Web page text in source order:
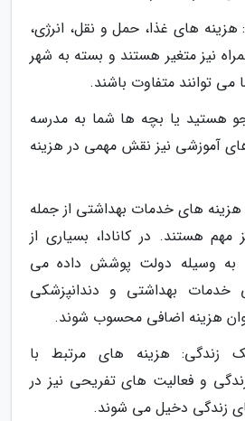
هزینه های غذا، حمل و نقل، انرژی،
نیز متغیر هستند و بسته به شهر
توانند متفاوت باشند.
هستید یا بچه ها شما به مدرسه
آموزشی نیز نقش مهمی در هزینه
های خدمات بهداشتی از جمله
مهم هستند. در کانادا، بسیاری از
به وسیله دولت پوشش داده می
خدمات بهداشتی و دندانپزشکی
هزینه اضافی محسوب شوند.
زندگی: هزینه های مرتبط با
و فعالیت های تفریحی نیز در
زندگی دخیل می شوند.